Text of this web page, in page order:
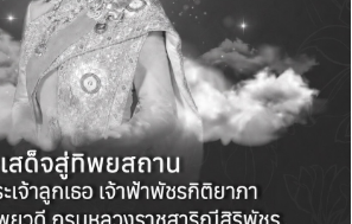
องแม็คโคร ในการเป็นศูนย์กลาง
มสนับสนุนชุมชน ให้เกิดการสร้าง
นท้องถิ่น และขับเคลื่อนเศรษฐกิจ
บโต